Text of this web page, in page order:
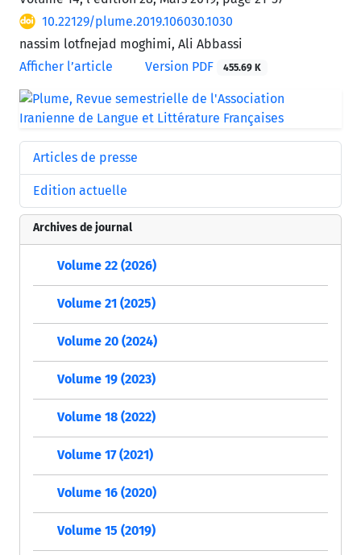
10.22129/plume.2019.106030.1030
nassim lotfnejad moghimi, Ali Abbassi
Afficher l’article
Version PDF 455.69 K
Articles de presse
Edition actuelle
Archives de journal
Volume 22 (2026)
Volume 21 (2025)
Volume 20 (2024)
Volume 19 (2023)
Volume 18 (2022)
Volume 17 (2021)
Volume 16 (2020)
Volume 15 (2019)